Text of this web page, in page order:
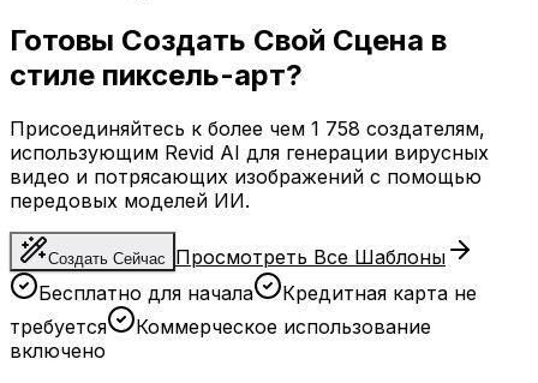
Готовы Создать Свой Сцена в
стиле пиксель-арт?
Присоединяйтесь к более чем 1 758 создателям,
использующим Revid AI для генерации вирусных
видео и потрясающих изображений с помощью
передовых моделей ИИ.
Создать Сейчас
Просмотреть Все Шаблоны
Бесплатно для начала
Кредитная карта не
требуется
Коммерческое использование
включено